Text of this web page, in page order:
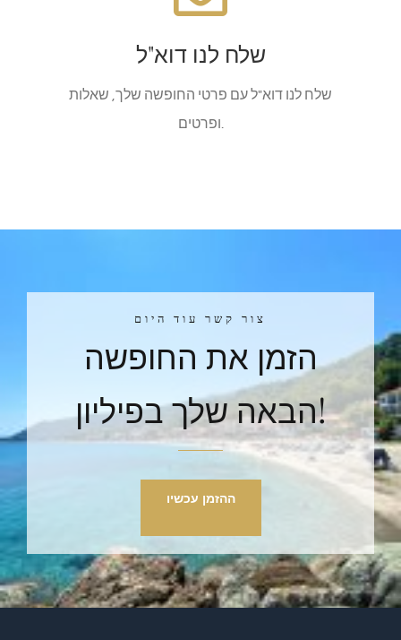
שלח לנו דוא"ל
שלח לנו דוא"ל עם פרטי החופשה שלך, שאלות
מידעבדוא”ל
info@kentrikon-pelion.gr
צור קשר עוד היום
הזמן את החופשה
הבאה שלך בפיליון!
ההזמן עכשיו